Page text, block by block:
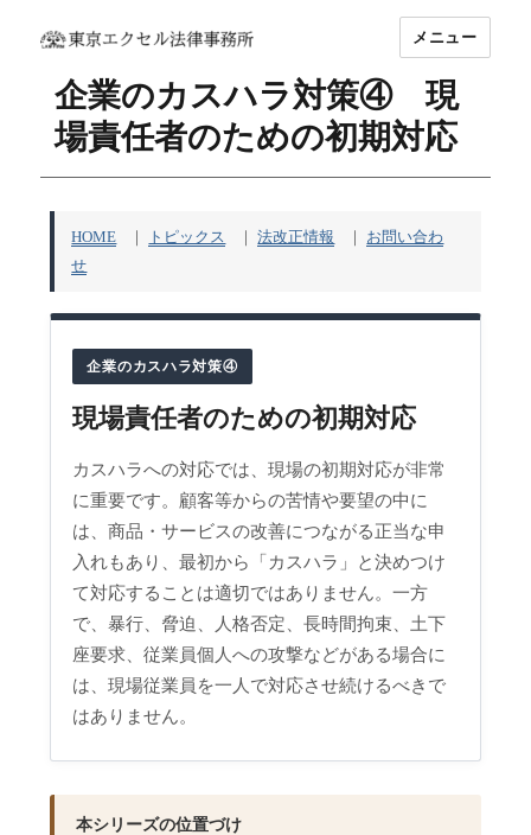
坂東 利国｜東京エクセル法律事務所
メニュー
企業のカスハラ対策④ 現
場責任者のための初期対応
HOME ｜ トピックス ｜法改正情報 ｜ お問い合わ
せ
企業のカスハラ対策④
現場責任者のための初期対応
カスハラへの対応では、現場の初期対応が非常
に重要です。顧客等からの苦情や要望の中に
は、商品・サービスの改善につながる正当な申
入れもあり、最初から「カスハラ」と決めつけ
て対応することは適切ではありません。一方
で、暴行、脅迫、人格否定、長時間拘束、土下
座要求、従業員個人への攻撃などがある場合に
は、現場従業員を一人で対応させ続けるべきで
はありません。
本シリーズの位置づけ